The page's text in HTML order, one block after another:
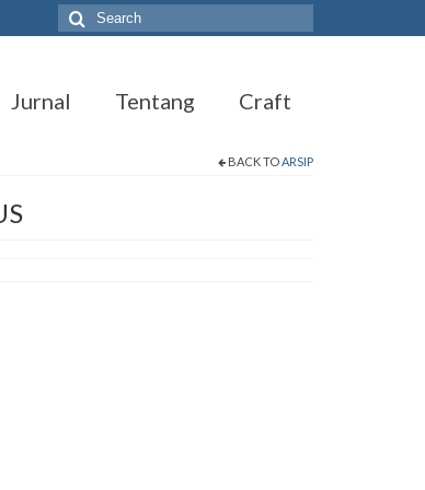
Search
for:
Jurnal Tentang Craft
BACK TOARSIP